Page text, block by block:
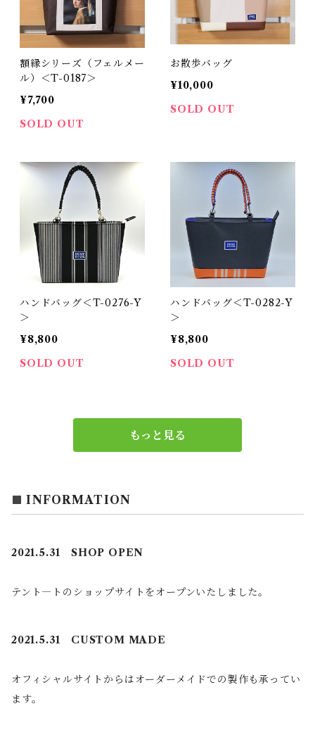
額縁シリーズ（フェルメー
ル）＜T-0187＞
¥7,700
SOLD OUT
お散歩バッグ
¥10,000
SOLD OUT
ハンドバッグ＜T-0276-Y
＞
¥8,800
SOLD OUT
ハンドバッグ＜T-0282-Y
＞
¥8,800
SOLD OUT
もっと見る
INFORMATION
2021.5.31 SHOP OPEN
テント―トのショップサイトをオープンいたしました。
2021.5.31 CUSTOM MADE
オフィシャルサイトからはオーダーメイドでの製作も承ってい
ます。